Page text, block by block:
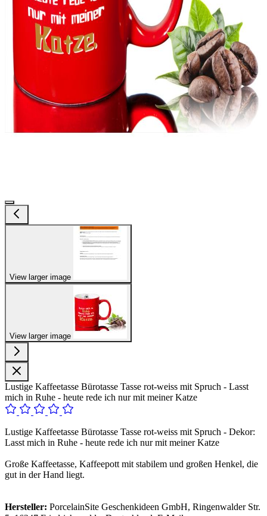
View larger image
View larger image
Lustige Kaffeetasse Bürotasse Tasse rot-weiss mit Spruch - Lasst
mich in Ruhe - heute rede ich nur mit meiner Katze
Lustige Kaffeetasse Bürotasse Tasse rot-weiss mit Spruch - Dekor:
Lasst mich in Ruhe - heute rede ich nur mit meiner Katze
Große Kaffeetasse, Kaffeepott mit stabilem und großen Henkel, die
gut in der Hand liegt.
Hersteller: PorcelainSite Geschenkideen GmbH, Ringenwalder Str.